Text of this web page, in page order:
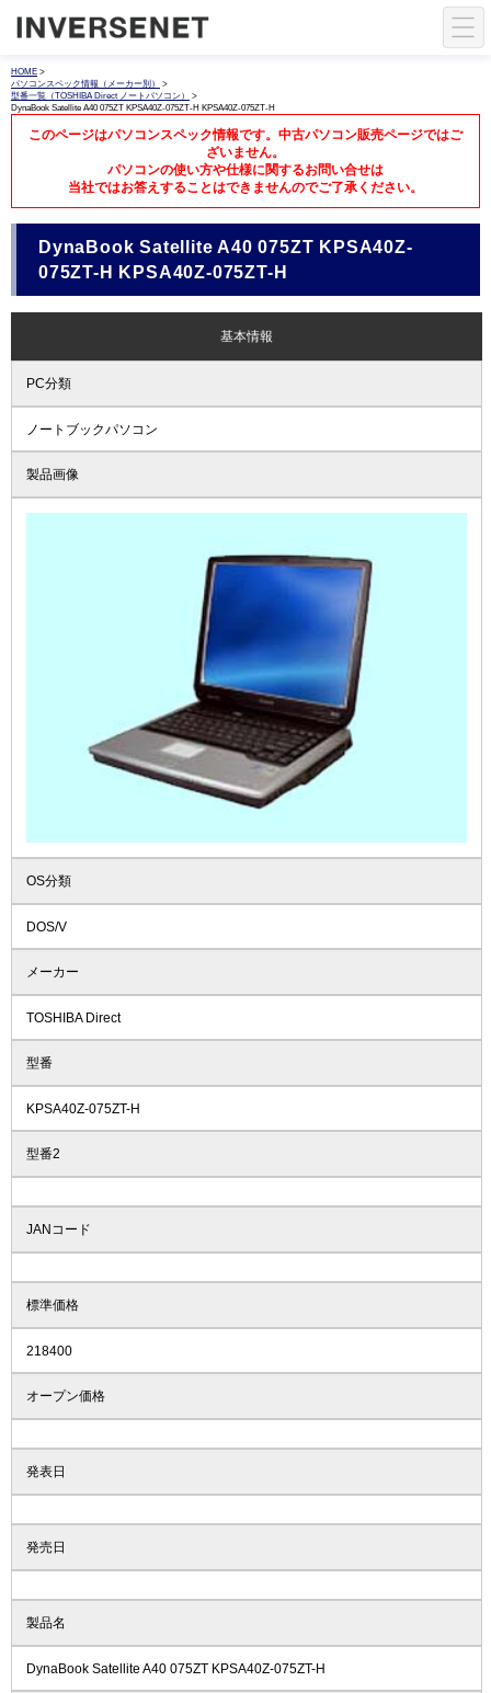
HOME >
パソコンスペック情報（メーカー別）
>
型番一覧（TOSHIBA Direct ノートパソコン）
>
DynaBook Satellite A40 075ZT KPSA40Z-075ZT-H KPSA40Z-075ZT-H
このページはパソコンスペック情報です。中古パソコン販売ページではご
ざいません。
パソコンの使い方や仕様に関するお問い合せは
当社ではお答えすることはできませんのでご了承ください。
DynaBook Satellite A40 075ZT KPSA40Z-
075ZT-H KPSA40Z-075ZT-H
基本情報
PC分類
ノートブックパソコン
製品画像
OS分類
DOS/V
メーカー
TOSHIBA Direct
型番
KPSA40Z-075ZT-H
型番2
JANコード
標準価格
218400
オープン価格
発表日
発売日
製品名
DynaBook Satellite A40 075ZT KPSA40Z-075ZT-H